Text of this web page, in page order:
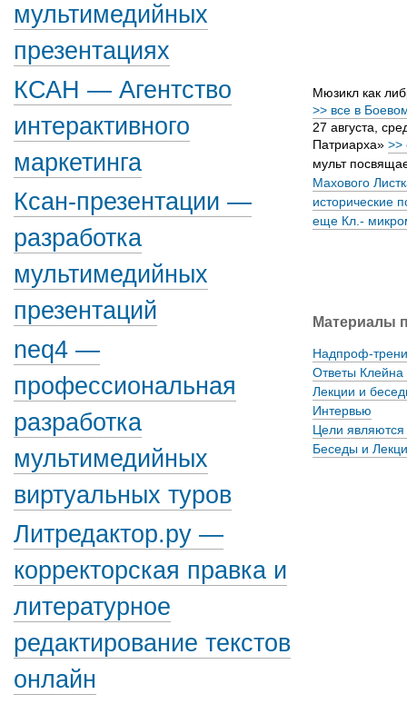
мультимедийных
презентациях
КСАН — Агентство
интерактивного
маркетинга
Ксан-презентации —
разработка
мультимедийных
презентаций
neq4 —
профессиональная
разработка
мультимедийных
виртуальных туров
Литредактор.ру —
корректорская правка и
литературное
редактирование текстов
онлайн
Мюзикл как
>> все в
27 августа,
Патриарха» >>
мульт
Махового
исторические
еще Кл.-
Материалы
Надпроф-
Ответы Клейна
Лекции и
Интервью
Цели являются
Беседы и